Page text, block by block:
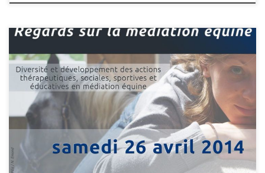
Revisionnez l’intégralité des communications présentées à l’occasion du
colloque »Regards sur la médiation équine » du 26 avril 2014. Vous pouvez
naviguer entre les interventions en utilisant le bouton « playlist » qui donne accès à
l’ensemble des vidéos.